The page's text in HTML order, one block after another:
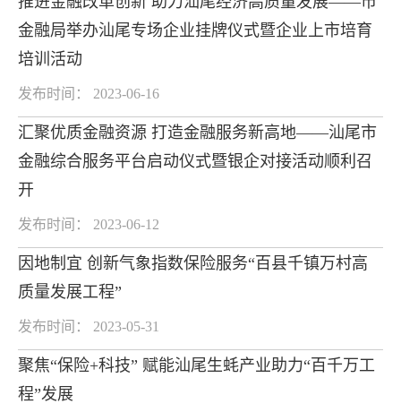
金融局举办汕尾专场企业挂牌仪式暨企业上市培育
培训活动
发布时间： 2023-06-16
汇聚优质金融资源 打造金融服务新高地——汕尾市
金融综合服务平台启动仪式暨银企对接活动顺利召
开
发布时间： 2023-06-12
因地制宜 创新气象指数保险服务“百县千镇万村高
质量发展工程”
发布时间： 2023-05-31
聚焦“保险+科技” 赋能汕尾生蚝产业助力“百千万工
程”发展